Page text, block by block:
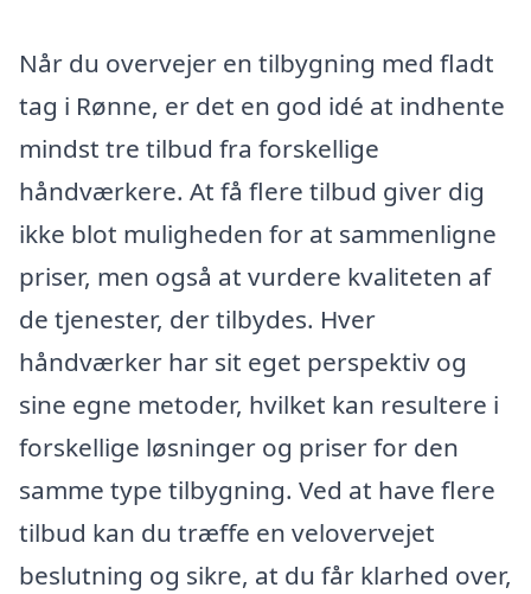
Når du overvejer en tilbygning med fladt
tag i Rønne, er det en god idé at indhente
mindst tre tilbud fra forskellige
håndværkere. At få flere tilbud giver dig
ikke blot muligheden for at sammenligne
priser, men også at vurdere kvaliteten af
de tjenester, der tilbydes. Hver
håndværker har sit eget perspektiv og
sine egne metoder, hvilket kan resultere i
forskellige løsninger og priser for den
samme type tilbygning. Ved at have flere
tilbud kan du træffe en velovervejet
beslutning og sikre, at du får klarhed over,